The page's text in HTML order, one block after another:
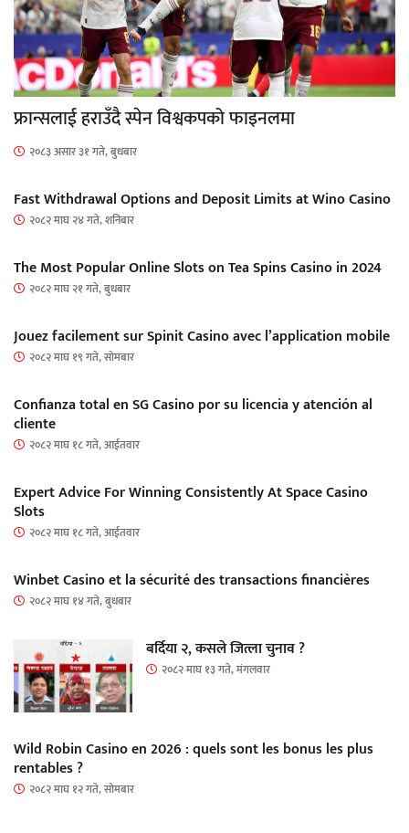
फ्रान्सलाई हराउँदै स्पेन विश्वकपको फाइनलमा
२०८३ असार ३१ गते, बुधबार
Fast Withdrawal Options and Deposit Limits at Wino Casino
२०८२ माघ २४ गते, शनिबार
The Most Popular Online Slots on Tea Spins Casino in 2024
२०८२ माघ २१ गते, बुधबार
Jouez facilement sur Spinit Casino avec l’application mobile
२०८२ माघ १९ गते, सोमबार
Confianza total en SG Casino por su licencia y atención al
cliente
२०८२ माघ १८ गते, आईतवार
Expert Advice For Winning Consistently At Space Casino
Slots
२०८२ माघ १८ गते, आईतवार
Winbet Casino et la sécurité des transactions financières
२०८२ माघ १४ गते, बुधबार
बर्दिया २, कसले जित्ला चुनाव ?
२०८२ माघ १३ गते, मंगलवार
Wild Robin Casino en 2026 : quels sont les bonus les plus
rentables ?
२०८२ माघ १२ गते, सोमबार